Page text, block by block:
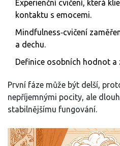
Experienční cvičení, která
kontaktu s emocemi.
Mindfulness‑cvičení
a dechu.
Definice osobních hodnot a
První fáze může být delší,
nepříjemnými pocity, ale
stabilnějšímu fungování.